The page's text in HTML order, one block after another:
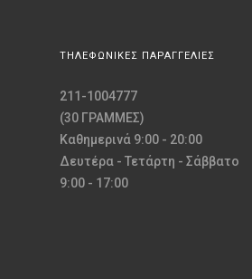
ΤΗΛΕΦΩΝΙΚΕΣ ΠΑΡΑΓΓΕΛΙΕΣ
211-1004777
(30 ΓΡΑΜΜΕΣ)
Καθημερινά 9:00 - 20:00
Δευτέρα - Τετάρτη - Σάββατο
9:00 - 17:00